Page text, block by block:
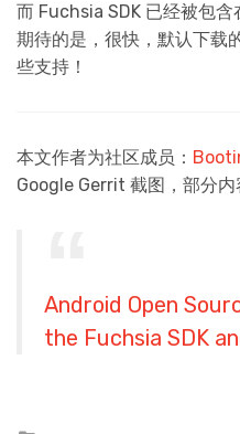
而 Fuchsia SDK 已经被包
期待的是，很快，默认下载
些支持！
本文作者为社区成员：
Google Gerrit 截图，部分内
Android Open
the Fuchsia SDK